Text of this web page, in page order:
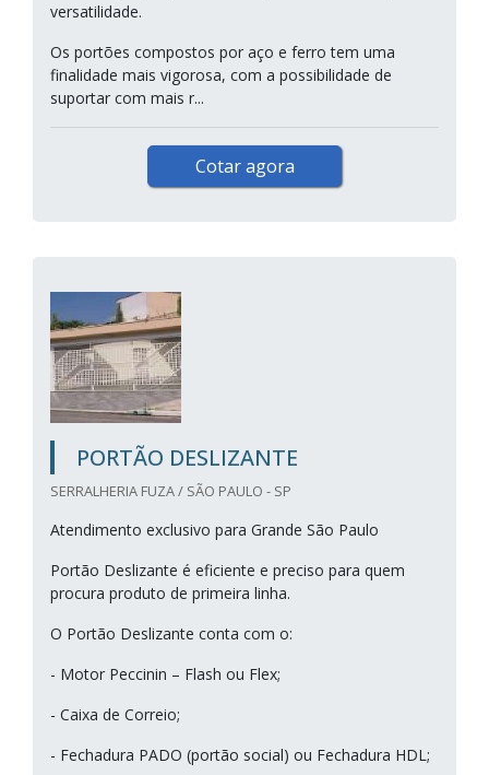
versatilidade.
Os portões compostos por aço e ferro tem uma
finalidade mais vigorosa, com a possibilidade de
suportar com mais r...
Cotar agora
PORTÃO DESLIZANTE
SERRALHERIA FUZA / SÃO PAULO - SP
Atendimento exclusivo para Grande São Paulo
Portão Deslizante é eficiente e preciso para quem
procura produto de primeira linha.
O Portão Deslizante conta com o:
- Motor Peccinin – Flash ou Flex;
- Caixa de Correio;
- Fechadura PADO (portão social) ou Fechadura HDL;